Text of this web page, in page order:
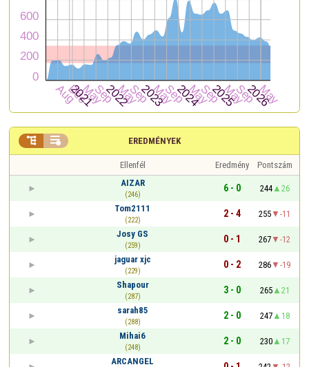
EREDMÉNYEK
 
Ellenfél Eredmény
Pontszám
AIZAR
(246)
6 - 0 244
26
Tom2111
(222)
2 - 4 255
-11
Josy GS
(259)
0 - 1 267
-12
jaguar xjc
(229)
0 - 2 286
-19
Shapour
(287)
3 - 0 265
21
sarah85
(288)
2 - 0 247
18
Mihai6
(248)
2 - 0 230
17
ARCANGEL